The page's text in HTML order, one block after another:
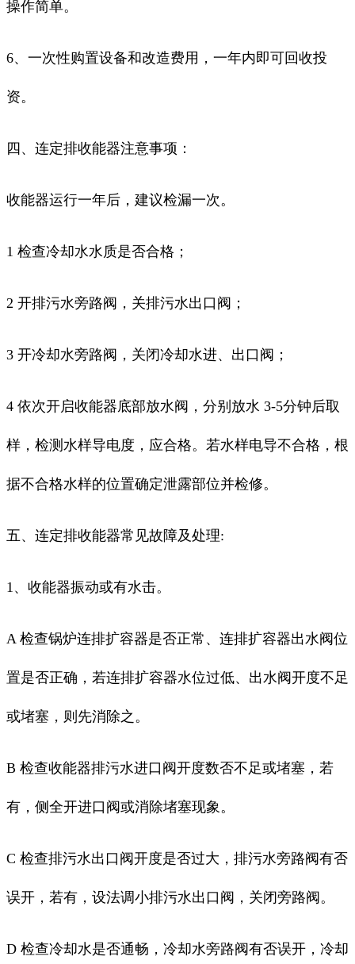
操作简单。
6、一次性购置设备和改造费用，一年内即可回收投
资。
四、连定排收能器注意事项：
收能器运行一年后，建议检漏一次。
1 检查冷却水水质是否合格；
2 开排污水旁路阀，关排污水出口阀；
3 开冷却水旁路阀，关闭冷却水进、出口阀；
4 依次开启收能器底部放水阀，分别放水 3-5分钟后取
样，检测水样导电度，应合格。若水样电导不合格，根
据不合格水样的位置确定泄露部位并检修。
五、连定排收能器常见故障及处理:
1、收能器振动或有水击。
A 检查锅炉连排扩容器是否正常、连排扩容器出水阀位
置是否正确，若连排扩容器水位过低、出水阀开度不足
或堵塞，则先消除之。
B 检查收能器排污水进口阀开度数否不足或堵塞，若
有，侧全开进口阀或消除堵塞现象。
C 检查排污水出口阀开度是否过大，排污水旁路阀有否
误开，若有，设法调小排污水出口阀，关闭旁路阀。
D 检查冷却水是否通畅，冷却水旁路阀有否误开，冷却